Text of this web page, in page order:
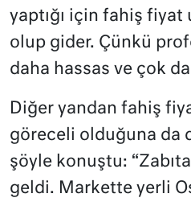
yaptığı için fahiş fiyat
olup gider. Çünkü
daha hassas ve çok
Diğer yandan fahiş
göreceli olduğuna da
şöyle konuştu:
geldi. Markette yerli